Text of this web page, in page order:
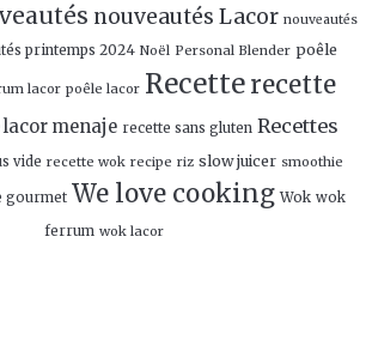
nouveautés Lacor nouveautés
printemps 2024 Noël Personal Blender poêle
lacor poêle lacor Recette recette
lacor menaje recette sans gluten Recettes
vide recette wok recipe riz slow juicer smoothie
gourmet We love cooking Wok wok
ferrum wok lacor